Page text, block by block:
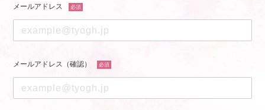
メールアドレス 必須
メールアドレス（確認） 必須